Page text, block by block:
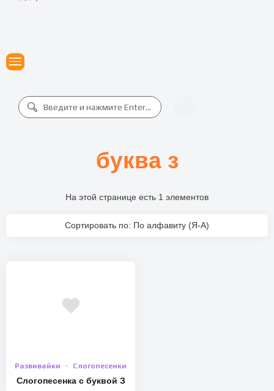
буква з
Сортировать по: По алфавиту (Я-А)
На этой странице есть 1 элементов
Развивайки Слогопесенки
Слогопесенка с буквой З